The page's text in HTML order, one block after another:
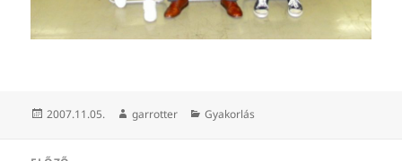
Közzétéve
2007.11.05. Szerző
garrotter Kategória
Gyakorlás